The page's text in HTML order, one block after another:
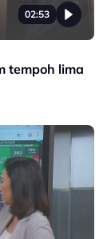
02:53
tempoh lima